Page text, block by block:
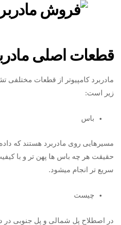
قطعات اصلی
مادربرد کامپیوتر از قطعات
زیر است:
باس
مسیرهایی روی مادربرد هستند که
حقیقت هر چه باس ها پهن تر و با
سریع تر انجام میشود.
چیست
در اصطلاح پل شمالی و پل جنوبی در